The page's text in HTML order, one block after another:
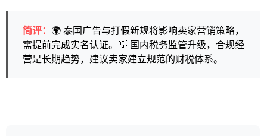
简评： 🌍 泰国广告与打假新规将影响卖家营销策略，
需提前完成实名认证。💡 国内税务监管升级，合规经
营是长期趋势，建议卖家建立规范的财税体系。